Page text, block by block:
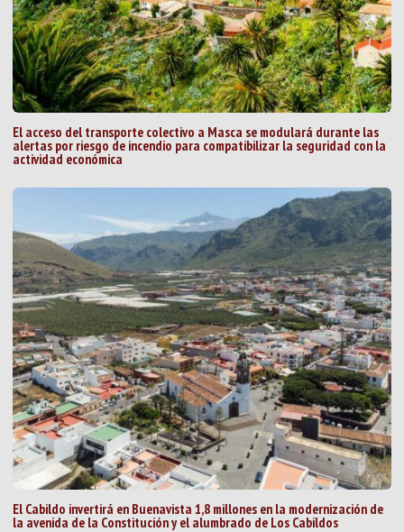
El acceso del transporte colectivo a Masca se modulará durante las
alertas por riesgo de incendio para compatibilizar la seguridad con la
actividad económica
El Cabildo invertirá en Buenavista 1,8 millones en la modernización de
la avenida de la Constitución y el alumbrado de Los Cabildos